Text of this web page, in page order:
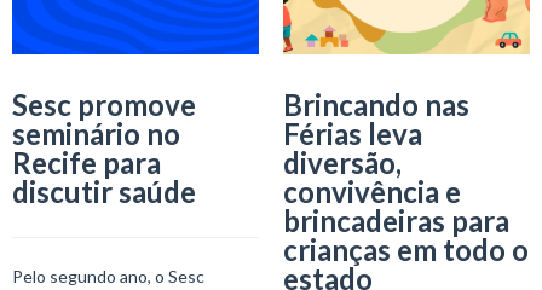
Sesc promove
seminário no
Recife para
discutir saúde
Pelo segundo ano, o Sesc
Brincando nas
Férias leva
diversão,
convivência e
brincadeiras para
crianças em todo o
estado